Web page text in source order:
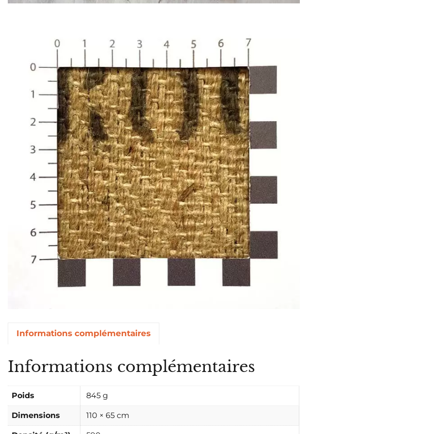
Informations complémentaires
Informations complémentaires
Poids 845 g
Dimensions 110 × 65 cm